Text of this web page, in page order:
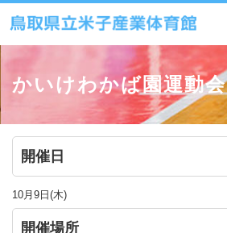
かいけわかば園運動会
開催日
10月9日(木)
開催場所